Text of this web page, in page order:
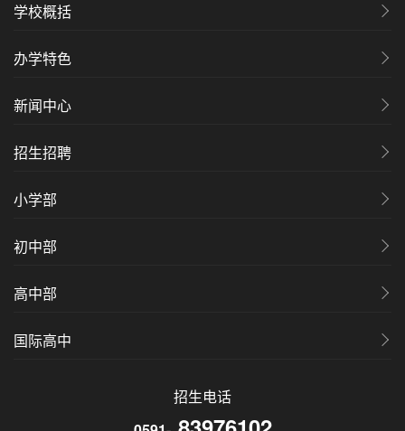
学校概括
办学特色
新闻中心
招生招聘
小学部
初中部
高中部
国际高中
招生电话